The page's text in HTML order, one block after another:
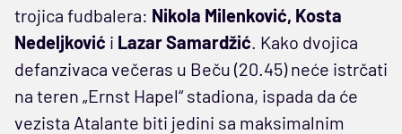
trojica fudbalera: Nikola Milenković, Kosta
Nedeljković i Lazar Samardžić. Kako dvojica
defanzivaca večeras u Beču (20.45) neće istrčati
na teren „Ernst Hapel“ stadiona, ispada da će
vezista Atalante biti jedini sa maksimalnim